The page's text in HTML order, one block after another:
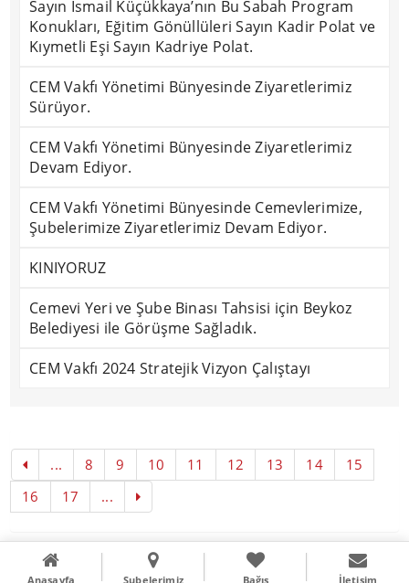
Sayın İsmail Küçükkaya’nın Bu Sabah Program
Konukları, Eğitim Gönüllüleri Sayın Kadir Polat ve
Kıymetli Eşi Sayın Kadriye Polat.
CEM Vakfı Yönetimi Bünyesinde Ziyaretlerimiz
Sürüyor.
CEM Vakfı Yönetimi Bünyesinde Ziyaretlerimiz
Devam Ediyor.
CEM Vakfı Yönetimi Bünyesinde Cemevlerimize,
Şubelerimize Ziyaretlerimiz Devam Ediyor.
KINIYORUZ
Cemevi Yeri ve Şube Binası Tahsisi için Beykoz
Belediyesi ile Görüşme Sağladık.
CEM Vakfı 2024 Stratejik Vizyon Çalıştayı
... 8 9 10 11 12 13 14
15
16
17 ...
Copyright © 2016 Literal Webdizayn
Anasayfa Şubelerimiz Bağış İletişim